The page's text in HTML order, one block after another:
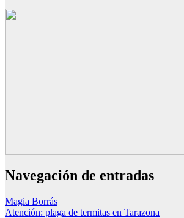
Navegación de entradas
Magia Borrás
Atención: plaga de termitas en Tarazona